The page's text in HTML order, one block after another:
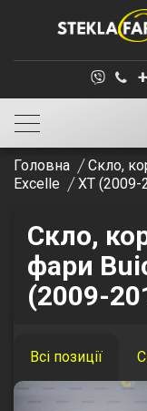
Головна Скло,
Excelle
XT (2009-
Скло,
фари
(2009-
Всі позиції